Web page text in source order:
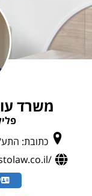
משרד
כתובת: התע"ש 10,